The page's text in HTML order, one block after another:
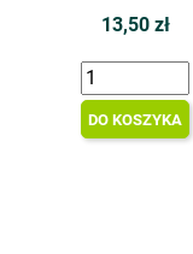
13,50 zł
DO KOSZYKA